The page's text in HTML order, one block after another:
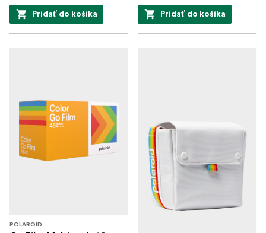
Pridať do košíka Pridať do košíka
POLAROID